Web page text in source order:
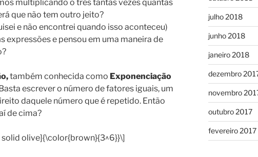
multiplicando o três tantas vezes quantas
que não tem outro jeito?
e não encontrei quando isso aconteceu)
expressões e pensou em uma maneira de
também conhecida como Exponenciação
escrever o número de fatores iguais, um
daquele número que é repetido. Então
de cima?
olive]{\color{brown}{3^6}}\]
julho 2018
junho 2018
janeiro 2018
dezembro
novembro
outubro 2017
fevereiro 2017